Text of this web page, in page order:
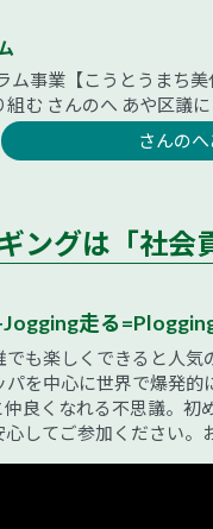
ム事業【こうとうまち
む さんのへ あや区議
さんの
ングは「社会
走る
でも楽しくできると人
を中心に世界で爆発
仲良くなれる不思議。
してご参加ください。